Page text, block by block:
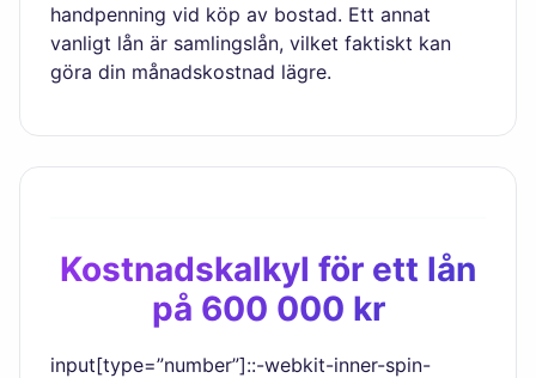
handpenning vid köp av bostad. Ett annat
vanligt lån är samlingslån, vilket faktiskt kan
göra din månadskostnad lägre.
Kostnadskalkyl för ett lån
på 600 000 kr
input[type=”number”]::-webkit-inner-spin-